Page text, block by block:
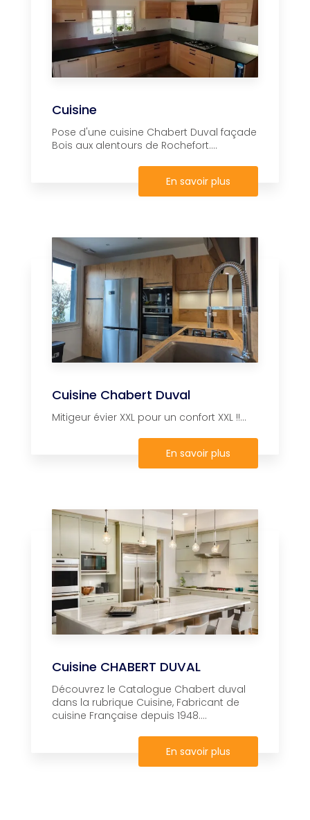
Cuisine
Pose d'une cuisine Chabert Duval façade
Bois aux alentours de Rochefort....
En savoir plus
Cuisine Chabert Duval
Mitigeur évier XXL pour un confort XXL !!...
En savoir plus
Cuisine CHABERT DUVAL
Découvrez le Catalogue Chabert duval
dans la rubrique Cuisine, Fabricant de
cuisine Française depuis 1948....
En savoir plus